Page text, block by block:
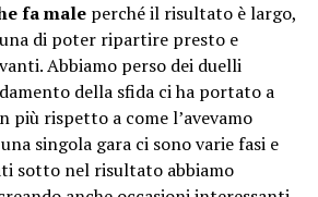
fa maleperché il risultato è largo,
di poter ripartire presto e
Abbiamo perso dei duelli
della sfida ci ha portato a
più rispetto a come l’avevamo
singola gara ci sono varie fasi e
sotto nel risultato abbiamo